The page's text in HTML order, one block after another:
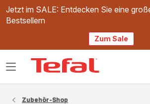
Jetzt im SALE: Entdecken Sie eine
Bestsellern
Zum Sale
Das
Zubehör-Shop